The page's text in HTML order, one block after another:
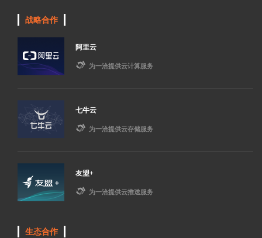
战略合作
阿里云
 为一洽提供云计算服务
七牛云
 为一洽提供云存储服务
友盟+
 为一洽提供云推送服务
生态合作